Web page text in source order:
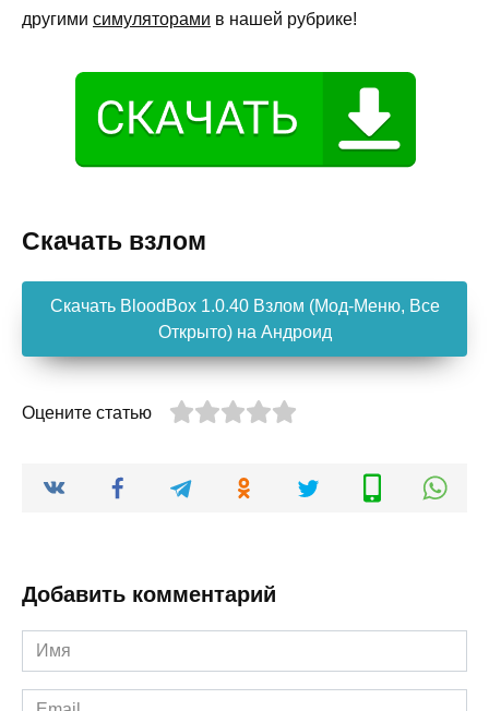
другими симуляторами в нашей рубрике!
Скачать взлом
Скачать BloodBox 1.0.40 Взлом (Мод-Меню, Все
Открыто) на Андроид
Оцените статью
Добавить комментарий
Имя
*
Email